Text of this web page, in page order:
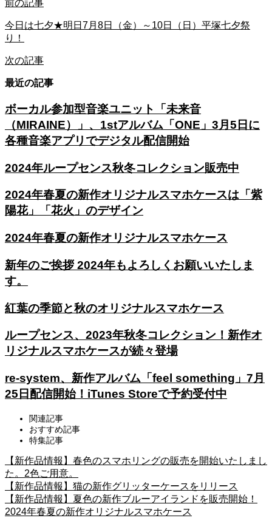
前の記事
今日は七夕★明日7月8日（金）～10日（日）平塚七夕祭
り！
次の記事
最近の記事
ボーカル参加型音楽ユニット「未来音
（MIRAINE）」、1stアルバム「ONE」3月5日に
各種音楽アプリでデジタル配信開始
2024年ループセンス秋冬コレクション販売中
2024年春夏の新作オリジナルスマホケースは「紫
陽花」「花火」のデザイン
2024年春夏の新作オリジナルスマホケース
新年のご挨拶 2024年もよろしくお願いいたしま
す。
紅葉の季節と秋のオリジナルスマホケース
ループセンス、2023年秋冬コレクション！新作オ
リジナルスマホケースが続々登場
re-system、新作アルバム「feel something」7月
25日配信開始！iTunes Storeで予約受付中
関連記事
おすすめ記事
特集記事
【新作品情報】春色のスマホリングの販売を開始いたしまし
た。2色ご用意。
【新作品情報】猫の新作グリッターケースをリリース
【新作品情報】夏色の新作ブルーアイランドを販売開始！
2024年春夏の新作オリジナルスマホケース